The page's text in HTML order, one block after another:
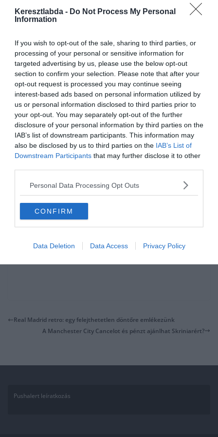
Keresztlabda - Do Not Process My Personal
Information
If you wish to opt-out of the sale, sharing to third parties, or
processing of your personal or sensitive information for
targeted advertising by us, please use the below opt-out
section to confirm your selection. Please note that after your
opt-out request is processed you may continue seeing
interest-based ads based on personal information utilized by
us or personal information disclosed to third parties prior to
your opt-out. You may separately opt-out of the further
disclosure of your personal information by third parties on the
IAB’s list of downstream participants. This information may
also be disclosed by us to third parties on the IAB’s List of
Downstream Participants that may further disclose it to other
Personal Data Processing Opt Outs
CONFIRM
Data Deletion Data Access Privacy Policy
Jose Mourinhonak nem sikerültmegoldania a csapat idei válságát,
hiába érkezett megmentőnek pár hónapja.
A spanyol AS
szerint Kane szeretne távozni az észak-londoni
csapattól, és a Királyi Gárda illetve a Bianconeri is érdeklődik a
támadó iránt.
A Tottenham és a spanyol csapat között jó kapcsolat van, több
üzletet is kötöttek korábban.
A spanyol újság szerint Kaneben a Juventus Cristiano Ronaldo
ideális partnerét látja.
#maradjotthon
Real Madrid retro: egy felejthetetlen döntőre emlékezünk
A Manchester City Cancelot és pénzt ajánlhat Skriniarért?
Pushalert leíratkozás